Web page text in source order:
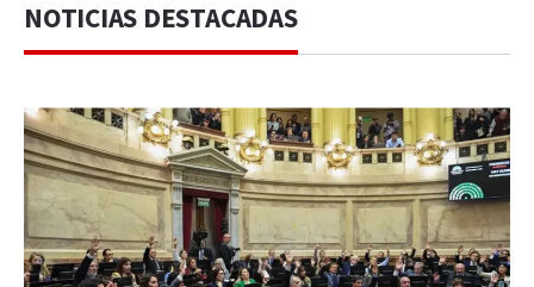
NOTICIAS DESTACADAS